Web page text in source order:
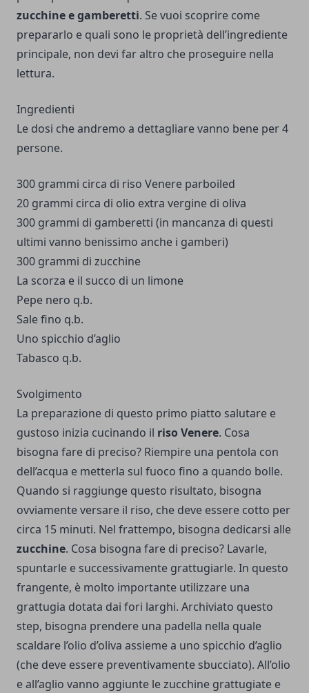
zucchine e gamberetti. Se vuoi scoprire come
prepararlo e quali sono le proprietà dell’ingrediente
principale, non devi far altro che proseguire nella
lettura.
Ingredienti
Le dosi che andremo a dettagliare vanno bene per 4
persone.
300 grammi circa di riso Venere parboiled
20 grammi circa di olio extra vergine di oliva
300 grammi di gamberetti (in mancanza di questi
ultimi vanno benissimo anche i gamberi)
300 grammi di zucchine
La scorza e il succo di un limone
Pepe nero q.b.
Sale fino q.b.
Uno spicchio d’aglio
Tabasco q.b.
Svolgimento
La preparazione di questo primo piatto salutare e
gustoso inizia cucinando il riso Venere. Cosa
bisogna fare di preciso? Riempire una pentola con
dell’acqua e metterla sul fuoco fino a quando bolle.
Quando si raggiunge questo risultato, bisogna
ovviamente versare il riso, che deve essere cotto per
circa 15 minuti. Nel frattempo, bisogna dedicarsi alle
zucchine. Cosa bisogna fare di preciso? Lavarle,
spuntarle e successivamente grattugiarle. In questo
frangente, è molto importante utilizzare una
grattugia dotata dai fori larghi. Archiviato questo
step, bisogna prendere una padella nella quale
scaldare l’olio d’oliva assieme a uno spicchio d’aglio
(che deve essere preventivamente sbucciato). All’olio
e all’aglio vanno aggiunte le zucchine grattugiate e